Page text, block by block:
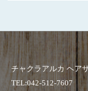
チャクラアルカ ヘア
TEL:042-512-7607